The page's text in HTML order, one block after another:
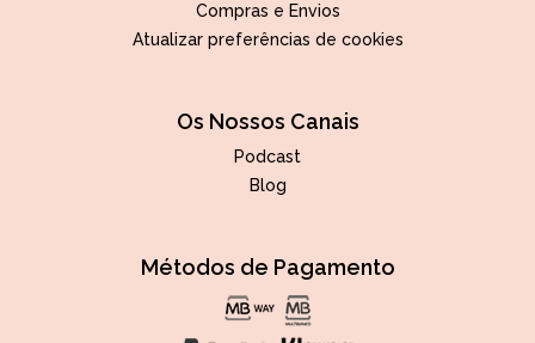
Compras e Envios
Atualizar preferências de cookies
Os Nossos Canais
Podcast
Blog
Métodos de Pagamento